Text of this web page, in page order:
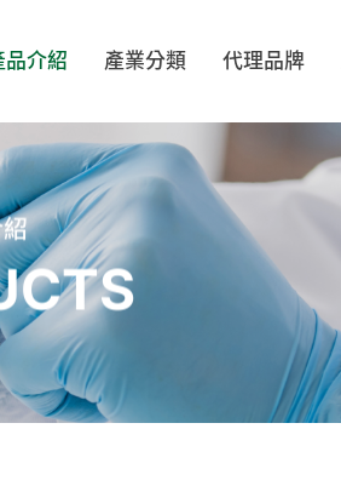
品介紹
鞋類 配件類
產業分類 代理品牌
TEXWIPE VILEDA
TRONPOWER OPTIMA
醫博康 SHOWA